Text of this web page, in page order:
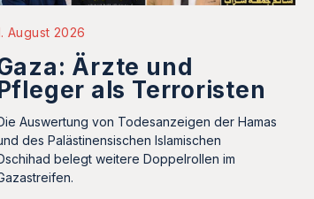
August 2026
Ärzte und
als Terroristen
Auswertung von Todesanzeigen der Hamas
des Palästinensischen Islamischen
belegt weitere Doppelrollen im